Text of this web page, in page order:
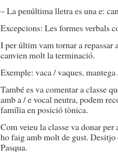
– La penúltima lletra es una e:
Excepcions: Les formes verbals
I per últim vam tornar a repassar
canvien molt la terminació.
Exemple: vaca / vaques,
També es va comentar a classe
amb a / e vocal neutra, podem
família en posició tònica.
Com veieu la classe va donar
ho faig amb molt de gust.
Pasqua.